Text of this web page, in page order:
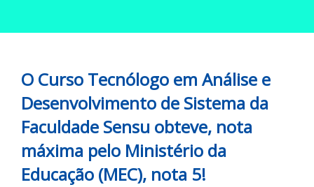
O Curso Tecnólogo em Análise e
Desenvolvimento de Sistema da
Faculdade Sensu obteve, nota
máxima pelo Ministério da
Educação (MEC), nota 5!